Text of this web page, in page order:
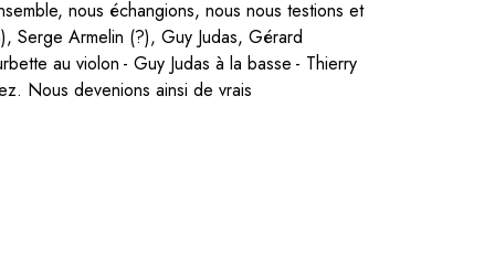
nous échangions, nous nous testions et
Serge Armelin (?), Guy Judas, Gérard
au violon - Guy Judas à la basse - Thierry
Nous devenions ainsi de vrais